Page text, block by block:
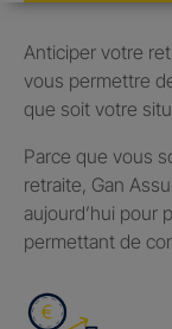
Anticiper votre
vous permettre
que soit votre
Parce que vous
retraite, Gan
aujourd’hui pour
permettant de